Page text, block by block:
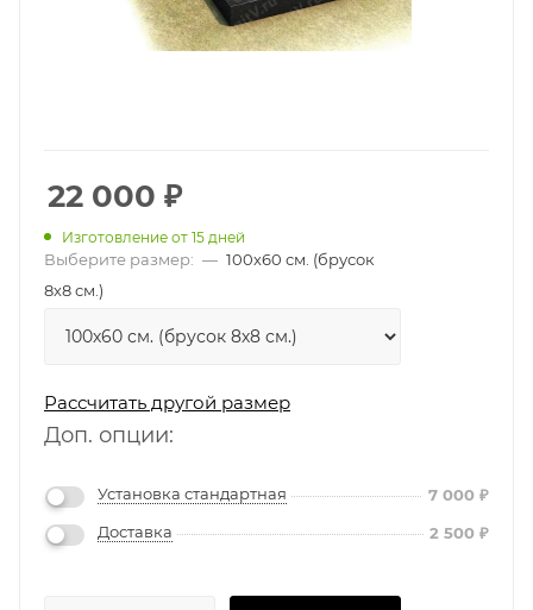
22 000 ₽
Изготовление от 15 дней
Выберите размер: — 100х60 см. (брусок
8х8 см.)
Рассчитать другой размер
Доп. опции:
Установка стандартная 7 000 ₽
Доставка
2 500 ₽